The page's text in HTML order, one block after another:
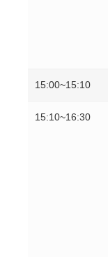
15:00~15:10
15:10~16:30